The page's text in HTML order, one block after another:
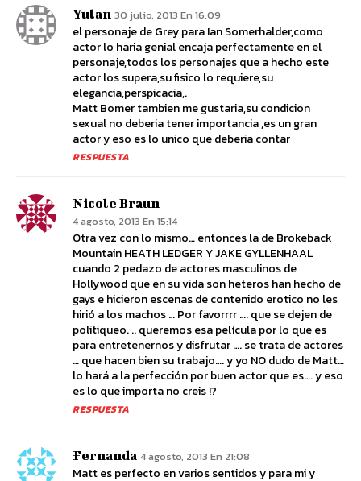
Yulan 30 julio, 2013 En 16:09
el personaje de Grey para Ian Somerhalder,como
actor lo haria genial encaja perfectamente en el
personaje,todos los personajes que a hecho este
actor los supera,su fisico lo requiere,su
elegancia,perspicacia,.
Matt Bomer tambien me gustaria,su condicion
sexual no deberia tener importancia ,es un gran
actor y eso es lo unico que deberia contar
RESPUESTA
Nicole Braun
4 agosto, 2013 En 15:14
Otra vez con lo mismo… entonces la de Brokeback
Mountain HEATH LEDGER Y JAKE GYLLENHAAL
cuando 2 pedazo de actores masculinos de
Hollywood que en su vida son heteros han hecho de
gays e hicieron escenas de contenido erotico no les
hirió a los machos … Por favorrrr …. que se dejen de
politiqueo. .. queremos esa película por lo que es
para entretenernos y disfrutar …. se trata de actores
… que hacen bien su trabajo…. y yo NO dudo de Matt…
lo hará a la perfección por buen actor que es…. y eso
es lo que importa no creis !?
RESPUESTA
Fernanda 4 agosto, 2013 En 21:08
Matt es perfecto en varios sentidos y para mi y